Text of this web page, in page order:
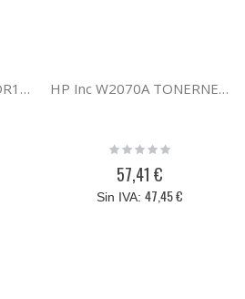
HP Inc W1120A TAMBOR120A HP Inc W2070A TONERNEGRO117A
Rating:
57,41 €
47,45 €